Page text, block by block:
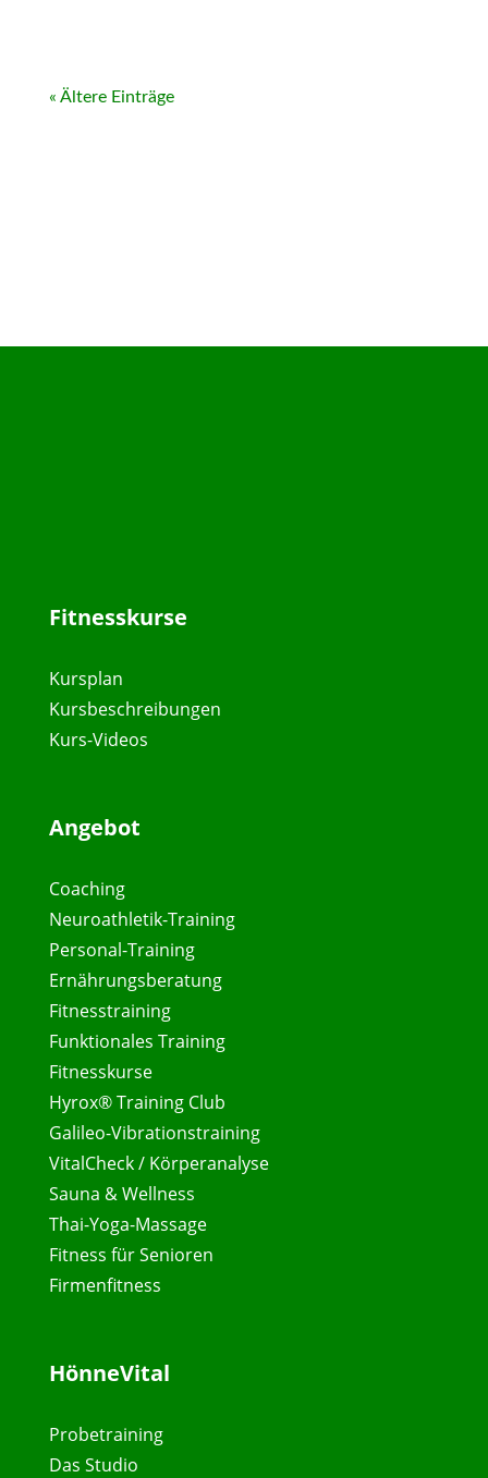
« Ältere Einträge
Fitnesskurse
Kursplan
Kursbeschreibungen
Kurs-Videos
Angebot
Coaching
Neuroathletik-Training
Personal-Training
Ernährungsberatung
Fitnesstraining
Funktionales Training
Fitnesskurse
Hyrox® Training Club
Galileo-Vibrationstraining
VitalCheck / Körperanalyse
Sauna & Wellness
Thai-Yoga-Massage
Fitness für Senioren
Firmenfitness
HönneVital
Probetraining
Das Studio